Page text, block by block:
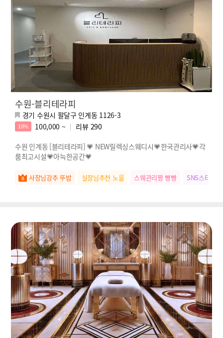
수원-블리테라피
경기 수원시 팔달구 인계동 1126-3
10% 100,000 ~ 리뷰 290
수원 인계동 [블리테라피] 💗 NEW릴렉싱스웨디시💗한국관리사💗각
룸최고시설💗아늑한공간💗
사장님강추 뚜밥 실장님추천 노을 스웨관리짱 빵빵 SNS스타 이